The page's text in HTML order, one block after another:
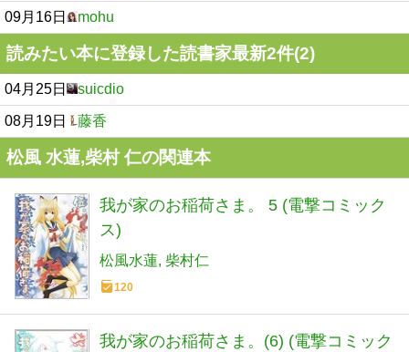
09月16日 mohu
読みたい本に登録した読書家最新2件(2)
04月25日 suicdio
08月19日 藤香
松風 水蓮,柴村 仁の関連本
我が家のお稲荷さま。 5 (電撃コミック
ス)
松風水蓮 柴村仁
120
我が家のお稲荷さま。(6) (電撃コミック